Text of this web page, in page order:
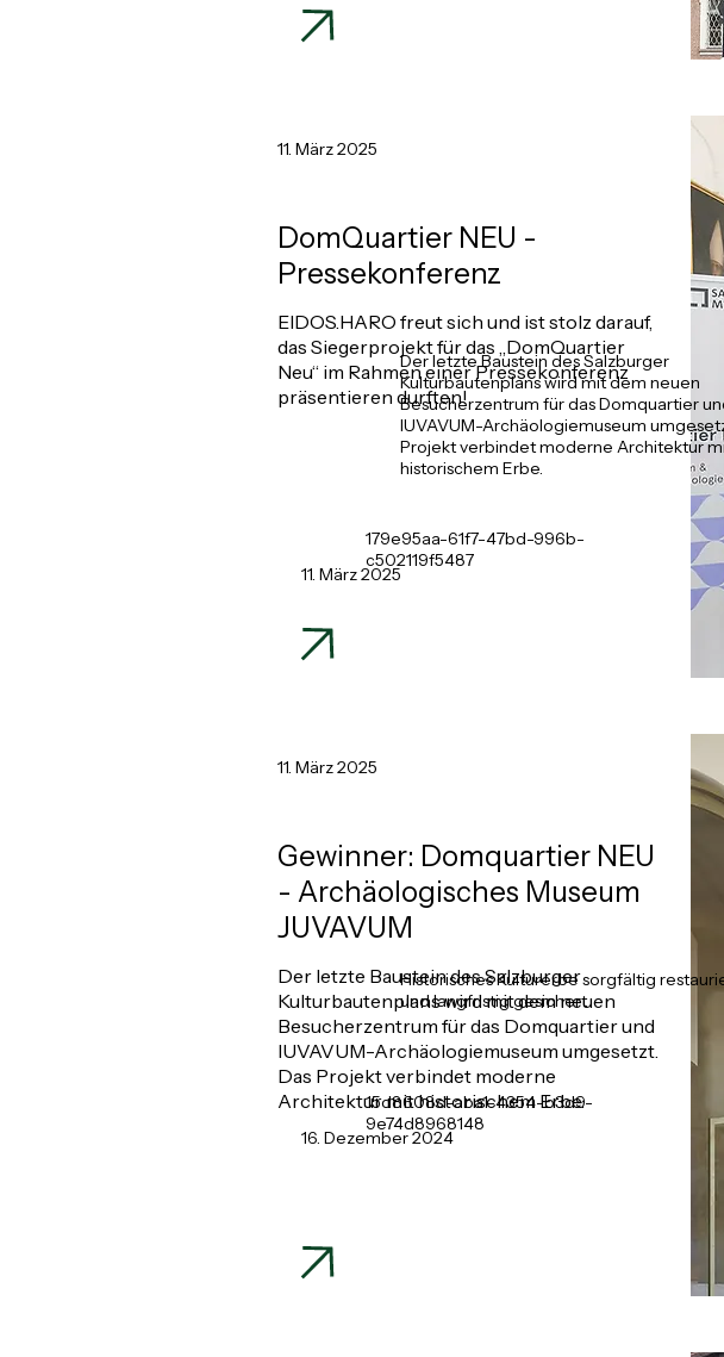
11. März 2025
DomQuartier NEU -
Pressekonferenz
EIDOS.HARO freut sich und ist stolz darauf,
das Siegerprojekt für das „DomQuartier
Neu“ im Rahmen einer Pressekonferenz
präsentieren durften!
Der letzte Baustein des Salzburger
Kulturbautenplans wird mit dem neuen
Besucherzentrum für das Domquartier
IUVAVUM-Archäologiemuseum
Projekt verbindet moderne Architektur
historischem Erbe.
11. März 2025
179e95aa-61f7-47bd-996b-
c502119f5487
11. März 2025
Gewinner: Domquartier NEU
- Archäologisches Museum
JUVAVUM
Der letzte Baustein des Salzburger
Kulturbautenplans wird mit dem neuen
Besucherzentrum für das Domquartier und
IUVAVUM-Archäologiemuseum umgesetzt.
Das Projekt verbindet moderne
Architektur mit historischem Erbe.
Historisches Kulturerbe sorgfältig
und langfristig gesichert
16. Dezember 2024
15d8608d-aba1-4354-b3d9-
9e74d8968148